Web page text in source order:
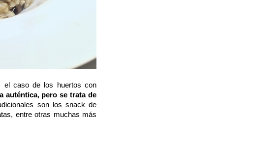
el caso de los huertos con
auténtica, pero se trata de
son los snack de
entre otras muchas más